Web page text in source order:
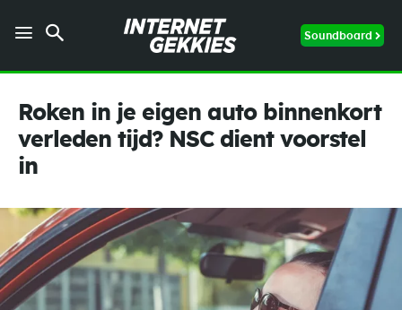
Soundboard
Roken in je eigen auto binnenkort
verleden tijd? NSC dient voorstel
in